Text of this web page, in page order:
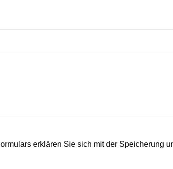
erklären Sie sich mit der Speicherung